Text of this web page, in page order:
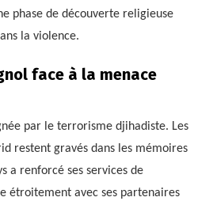
phase de découverte religieuse
la violence.
face à la menace
par le terrorisme djihadiste. Les
restent gravés dans les mémoires
a renforcé ses services de
étroitement avec ses partenaires